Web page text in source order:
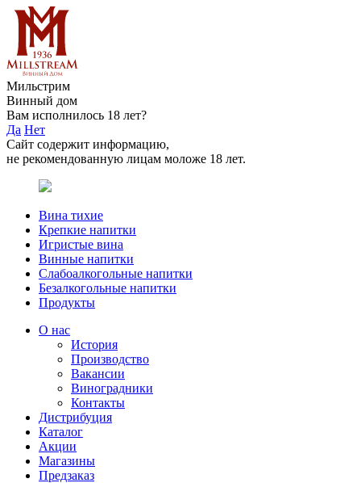
Мильстрим
Винный дом
Вам исполнилось 18 лет?
Да Нет
Сайт содержит информацию,
не рекомендованную лицам моложе 18 лет.
Вина тихие
Крепкие напитки
Игристые вина
Винные напитки
Слабоалкогольные напитки
Безалкогольные напитки
Продукты
О нас
История
Производство
Вакансии
Виноградники
Контакты
Дистрибуция
Каталог
Акции
Магазины
Предзаказ